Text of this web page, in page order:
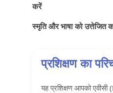
करें
स्मृति और भाषा को
प्रशिक्षण का
यह प्रशिक्षण आपको